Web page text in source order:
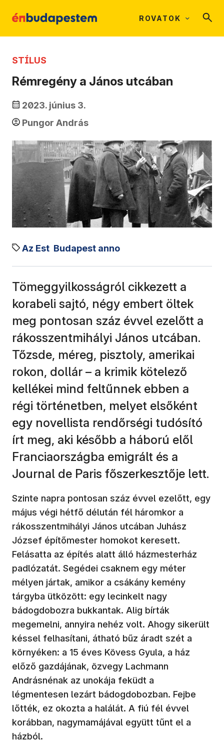
ROVATOK
STÍLUS
Rémregény a János utcában
2023. június 3.
Pungor András
Az Est Budapest anno
Tömeggyilkosságról cikkezett a
korabeli sajtó, négy embert öltek
meg pontosan száz évvel ezelőtt a
rákosszentmihályi János utcában.
Tőzsde, méreg, pisztoly, amerikai
rokon, dollár – a krimik kötelező
kellékei mind feltűnnek ebben a
régi történetben, melyet elsőként
egy novellista rendőrségi tudósító
írt meg, aki később a háború elől
Franciaországba emigrált és a
Journal de Paris főszerkesztője lett.
Szinte napra pontosan száz évvel ezelőtt, egy
május végi hétfő délután fél háromkor a
rákosszentmihályi János utcában Juhász
József építőmester homokot keresett.
Felásatta az építés alatt álló házmesterház
padlózatát. Segédei csaknem egy méter
mélyen jártak, amikor a csákány kemény
tárgyba ütközött: egy lecinkelt nagy
bádogdobozra bukkantak. Alig bírták
megemelni, annyira nehéz volt. Ahogy sikerült
késsel felhasítani, átható bűz áradt szét a
környéken: a 15 éves Kövess Gyula, a ház
előző gazdájának, özvegy Lachmann
Andrásnénak az unokája feküdt a
légmentesen lezárt bádogdobozban. Fejbe
lőtték, ez okozta a halálát. A fiú fél évvel
korábban, nagymamájával együtt tűnt el a
házból.